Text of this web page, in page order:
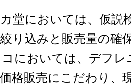
カ堂においては、仮説
り込みと販売量の確
においては、デフ
格販売にこだわり、